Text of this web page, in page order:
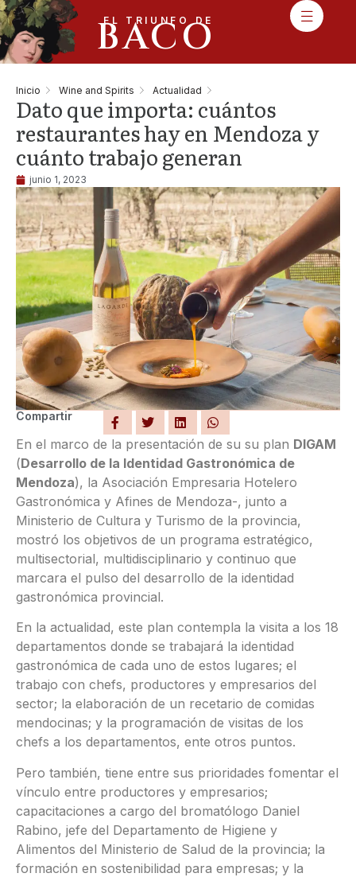
EL TRIUNFO DE
BACO
Inicio Wine and Spirits Actualidad
Dato que importa: cuántos
restaurantes hay en Mendoza y
cuánto trabajo generan
junio 1, 2023
Compartir
En el marco de la presentación de su su plan DIGAM
(Desarrollo de la Identidad Gastronómica de
Mendoza), la Asociación Empresaria Hotelero
Gastronómica y Afines de Mendoza-, junto a
Ministerio de Cultura y Turismo de la provincia,
mostró los objetivos de un programa estratégico,
multisectorial, multidisciplinario y continuo que
marcara el pulso del desarrollo de la identidad
gastronómica provincial.
En la actualidad, este plan contempla la visita a los 18
departamentos donde se trabajará la identidad
gastronómica de cada uno de estos lugares; el
trabajo con chefs, productores y empresarios del
sector; la elaboración de un recetario de comidas
mendocinas; y la programación de visitas de los
chefs a los departamentos, ente otros puntos.
Pero también, tiene entre sus prioridades fomentar el
vínculo entre productores y empresarios;
capacitaciones a cargo del bromatólogo Daniel
Rabino, jefe del Departamento de Higiene y
Alimentos del Ministerio de Salud de la provincia; la
formación en sostenibilidad para empresas; y la